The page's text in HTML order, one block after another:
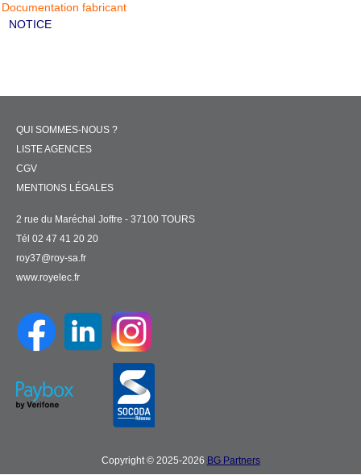
Documentation fabricant
NOTICE
QUI SOMMES-NOUS ?
LISTE AGENCES
CGV
MENTIONS LÉGALES
2 rue du Maréchal Joffre - 37100 TOURS
Tél 02 47 41 20 20
roy37@roy-sa.fr
www.royelec.fr
Copyright © 2025-2026 BG Partners